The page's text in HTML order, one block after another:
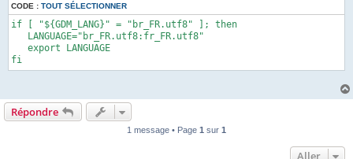
CODE : TOUT SÉLECTIONNER
if [ "${GDM_LANG}" = "br_FR.utf8" ]; then
   LANGUAGE="br_FR.utf8:fr_FR.utf8"
   export LANGUAGE
fi
Répondre
1 message • Page 1 sur 1